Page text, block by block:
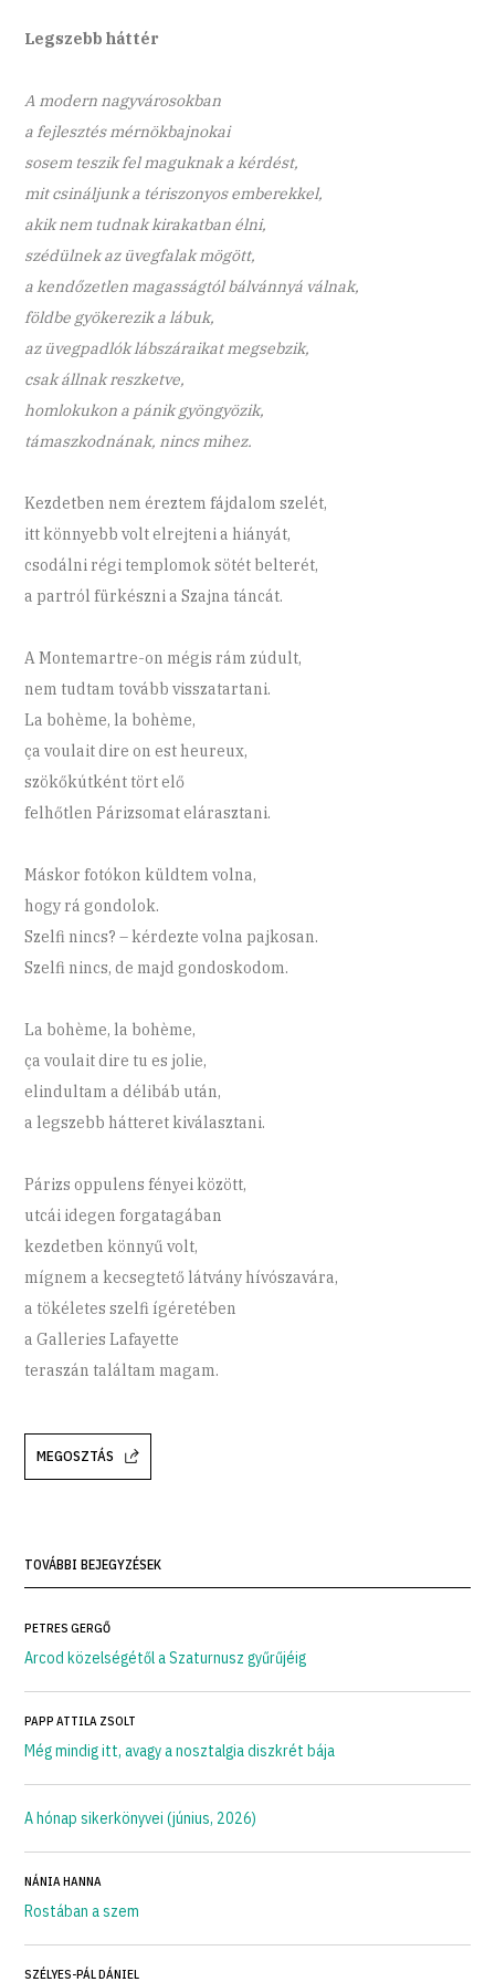
Legszebb háttér
A modern nagyvárosokban
a fejlesztés mérnökbajnokai
sosem teszik fel maguknak a kérdést,
mit csináljunk a tériszonyos emberekkel,
akik nem tudnak kirakatban élni,
szédülnek az üvegfalak mögött,
a kendőzetlen magasságtól bálvánnyá válnak,
földbe gyökerezik a lábuk,
az üvegpadlók lábszáraikat megsebzik,
csak állnak reszketve,
homlokukon a pánik gyöngyözik,
támaszkodnának, nincs mihez.
Kezdetben nem éreztem fájdalom szelét,
itt könnyebb volt elrejteni a hiányát,
csodálni régi templomok sötét belterét,
a partról fürkészni a Szajna táncát.
A Montemartre-on mégis rám zúdult,
nem tudtam tovább visszatartani.
La bohème, la bohème,
ça voulait dire on est heureux,
szökőkútként tört elő
felhőtlen Párizsomat elárasztani.
Máskor fotókon küldtem volna,
hogy rá gondolok.
Szelfi nincs? – kérdezte volna pajkosan.
Szelfi nincs, de majd gondoskodom.
La bohème, la bohème,
ça voulait dire tu es jolie,
elindultam a délibáb után,
a legszebb hátteret kiválasztani.
Párizs oppulens fényei között,
utcái idegen forgatagában
kezdetben könnyű volt,
mígnem a kecsegtető látvány hívószavára,
a tökéletes szelfi ígéretében
a Galleries Lafayette
teraszán találtam magam.
MEGOSZTÁS
TOVÁBBI BEJEGYZÉSEK
PETRES GERGŐ
Arcod közelségétől a Szaturnusz gyűrűjéig
PAPP ATTILA ZSOLT
Még mindig itt, avagy a nosztalgia diszkrét bája
A hónap sikerkönyvei (június, 2026)
NÁNIA HANNA
Rostában a szem
SZÉLYES-PÁL DÁNIEL